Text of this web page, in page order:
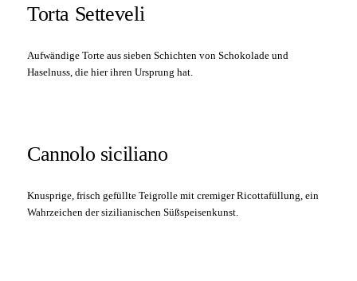
Torta Setteveli
Aufwändige Torte aus sieben Schichten von Schokolade und
Haselnuss, die hier ihren Ursprung hat.
Cannolo siciliano
Knusprige, frisch gefüllte Teigrolle mit cremiger Ricottafüllung, ein
Wahrzeichen der sizilianischen Süßspeisenkunst.